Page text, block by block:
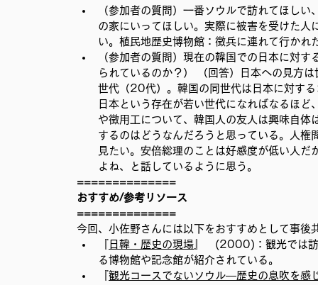
（参加者の質問）一番ソウルで訪れてほし
の家にいってほしい。実際に被害を受けた
い。植民地歴史博物館：徴兵に連れて行かれ
（参加者の質問）現在の韓国での日本に対
られているのか？） （回答）日本への見方
世代（20代）。韓国の同世代は日本に対す
日本という存在が若い世代になればなるほ
や徴用工について、韓国人の友人は興味自
するのはどうなんだろうと思っている。人
見たい。安倍総理のことは好感度が低い人
よね、と話しているように思う。
==============
おすすめ/参考リソース
==============
今回、小佐野さんには以下をおすすめとして事後
日韓・歴史の現場 』   (2000)：観光では
る博物館や記念館が紹介されている。
観光コースでないソウル―歴史の息吹を感